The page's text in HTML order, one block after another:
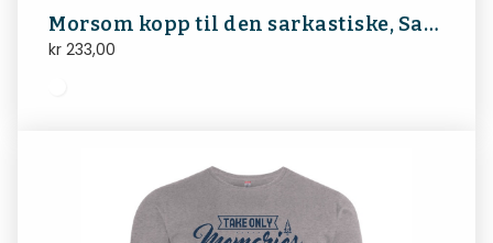
Morsom kopp til den sarkastiske, Sarcasm is my love language
kr 233,00